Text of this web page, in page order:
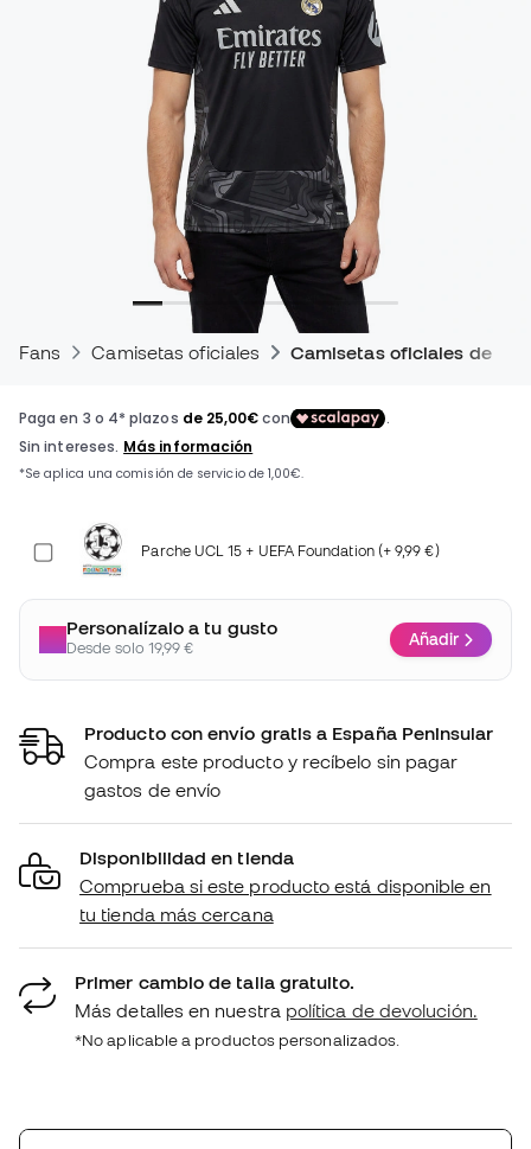
Fans Camisetas oficiales Camisetas oficiales de
Parche UCL 15 + UEFA Foundation (+ 9,99 €)
Personalízalo a tu gusto
Desde solo 19,99 € Añadir
Producto con envío gratis a España Peninsular
Compra este producto y recíbelo sin pagar
gastos de envío
Disponibilidad en tienda
Comprueba si este producto está disponible en
tu tienda más cercana
Primer cambio de talla gratuito.
Más detalles en nuestra política de devolución.
*No aplicable a productos personalizados.